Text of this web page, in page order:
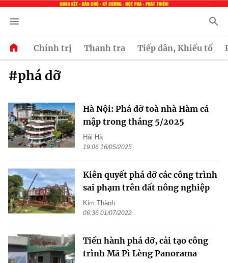
Chính trị Thanh tra Tiếp dân, Khiếu tố
#phá dỡ
Hà Nội: Phá dỡ toà nhà Hàm cá
mập trong tháng 5/2025
Hải Hà
19:06 16/05/2025
Kiên quyết phá dỡ các công trình
sai phạm trên đất nông nghiệp
Kim Thành
06:36 01/07/2022
Tiến hành phá dỡ, cải tạo công
trình Mã Pì Lèng Panorama